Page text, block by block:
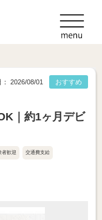
おすすめ
2026/08/01
｜約1ヶ月デビ
者歓迎 交通費支給